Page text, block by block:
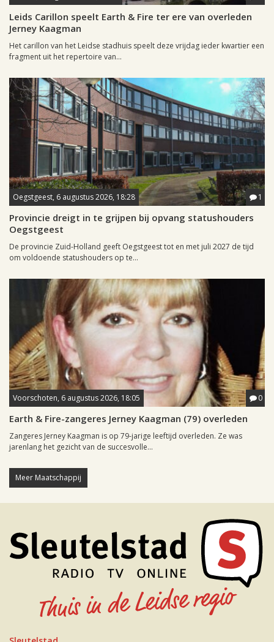
Leids Carillon speelt Earth & Fire ter ere van overleden
Jerney Kaagman
Het carillon van het Leidse stadhuis speelt deze vrijdag ieder kwartier een
fragment uit het repertoire van...
Oegstgeest, 6 augustus 2026, 18:28 1
Provincie dreigt in te grijpen bij opvang statushouders
Oegstgeest
De provincie Zuid-Holland geeft Oegstgeest tot en met juli 2027 de tijd
om voldoende statushouders op te...
Voorschoten, 6 augustus 2026, 18:05 0
Earth & Fire-zangeres Jerney Kaagman (79) overleden
Zangeres Jerney Kaagman is op 79-jarige leeftijd overleden. Ze was
jarenlang het gezicht van de succesvolle...
Meer Maatschappij